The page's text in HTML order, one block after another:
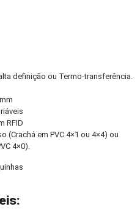
definição ou Termo-transferência.
RFID
(Crachá em PVC 4×1 ou 4×4) ou
4×0).